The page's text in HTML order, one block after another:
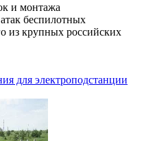
и монтажа
беспилотных
из крупных российских
для электроподстанции